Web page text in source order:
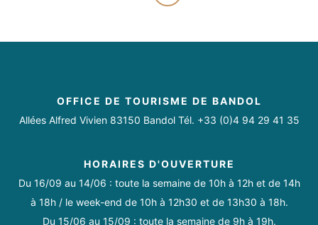
OFFICE DE TOURISME DE BANDOL
Allées Alfred Vivien 83150 Bandol Tél. +33 (0)4 94 29 41 35
HORAIRES D'OUVERTURE
Du 16/09 au 14/06 : toute la semaine de 10h à 12h et de 14h
à 18h / le week-end de 10h à 12h30 et de 13h30 à 18h.
Du 15/06 au 15/09 : toute la semaine de 9h à 19h.